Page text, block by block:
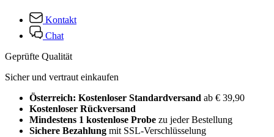
Kontakt
Chat
Geprüfte Qualität
Sicher und vertraut einkaufen
Österreich: Kostenloser Standardversand ab € 39,90
Kostenloser Rückversand
Mindestens 1 kostenlose Probe zu jeder Bestellung
Sichere Bezahlung mit SSL-Verschlüsselung